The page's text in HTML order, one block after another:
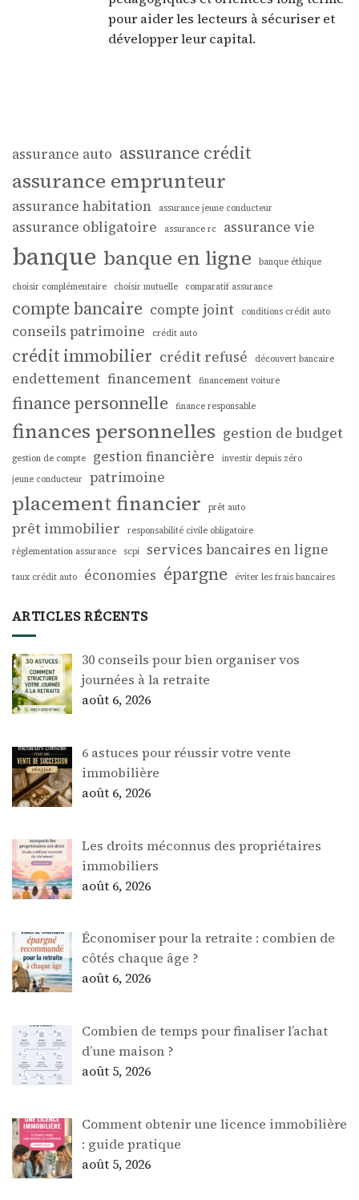
pour aider les lecteurs à sécuriser et
développer leur capital.
assurance auto assurance crédit
assurance emprunteur
assurance habitation assurance jeune conducteur
assurance obligatoire assurance rc assurance vie
banque banque en ligne banque éthique
choisir complémentaire choisir mutuelle comparatif assurance
compte bancaire compte joint conditions crédit auto
conseils patrimoine crédit auto
crédit immobilier crédit refusé découvert bancaire
endettement financement financement voiture
finance personnelle finance responsable
finances personnelles gestion de budget
gestion de compte gestion financière
investir depuis zéro
jeune conducteur patrimoine
placement financier prêt auto
prêt immobilier
responsabilité civile obligatoire
règlementation assurance
scpi services bancaires en ligne
taux crédit auto économies épargne éviter les frais bancaires
ARTICLES RÉCENTS
30 conseils pour bien organiser vos
journées à la retraite
août 6, 2026
6 astuces pour réussir votre vente
immobilière
août 6, 2026
Les droits méconnus des propriétaires
immobiliers
août 6, 2026
Économiser pour la retraite : combien de
côtés chaque âge ?
août 6, 2026
Combien de temps pour finaliser l’achat
d’une maison ?
août 5, 2026
Comment obtenir une licence immobilière
: guide pratique
août 5, 2026